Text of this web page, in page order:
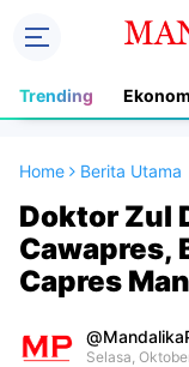
Trending
Home Berita Utama
Doktor Zul
Cawapres,
Capres
Selasa,